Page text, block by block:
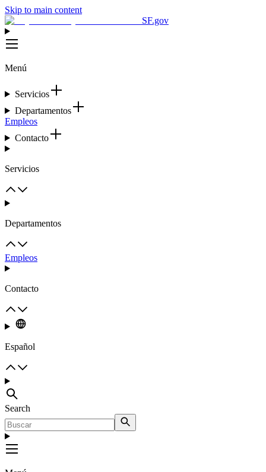
Skip to main content
SF.gov
Menú
Servicios
Departamentos
Empleos
Contacto
Servicios
Departamentos
Empleos
Contacto
Español
Search